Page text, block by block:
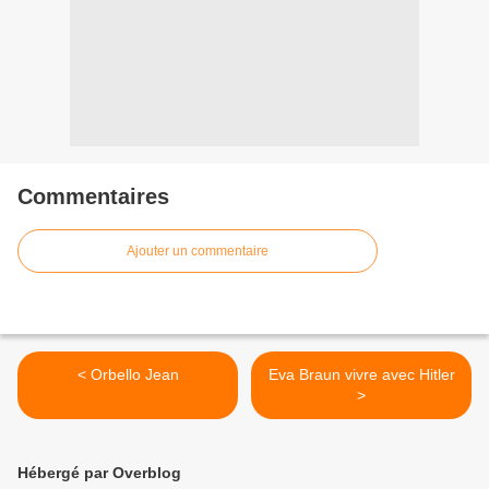
Commentaires
Ajouter un commentaire
< Orbello Jean
Eva Braun vivre avec Hitler
>
Hébergé par Overblog